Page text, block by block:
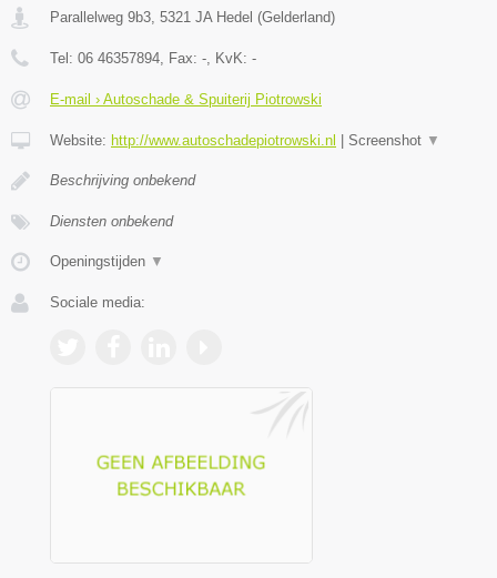
Parallelweg 9b3, 5321 JA Hedel (Gelderland)
Tel: 06 46357894, Fax: -, KvK: -
E-mail › Autoschade & Spuiterij Piotrowski
Website: http://www.autoschadepiotrowski.nl Screenshot ▼
Beschrijving onbekend
Diensten onbekend
Openingstijden ▼
Sociale media: